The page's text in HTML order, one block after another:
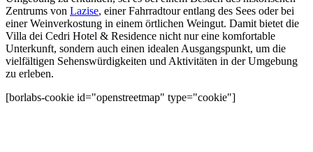
Zentrums von Lazise, einer Fahrradtour entlang des Sees oder bei
einer Weinverkostung in einem örtlichen Weingut. Damit bietet die
Villa dei Cedri Hotel & Residence nicht nur eine komfortable
Unterkunft, sondern auch einen idealen Ausgangspunkt, um die
vielfältigen Sehenswürdigkeiten und Aktivitäten in der Umgebung
zu erleben.
[borlabs-cookie id="openstreetmap" type="cookie"]